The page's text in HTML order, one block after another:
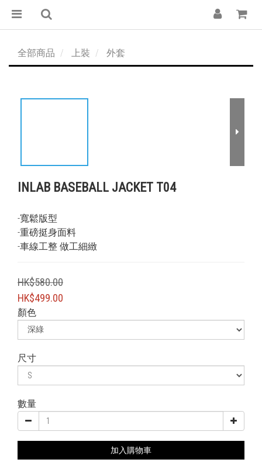
全部商品 上裝 外套
INLAB BASEBALL JACKET T04
-寬鬆版型
-重磅挺身面料
-車線工整 做工細緻
HK$580.00
HK$499.00
顏色
尺寸
數量
加入購物車